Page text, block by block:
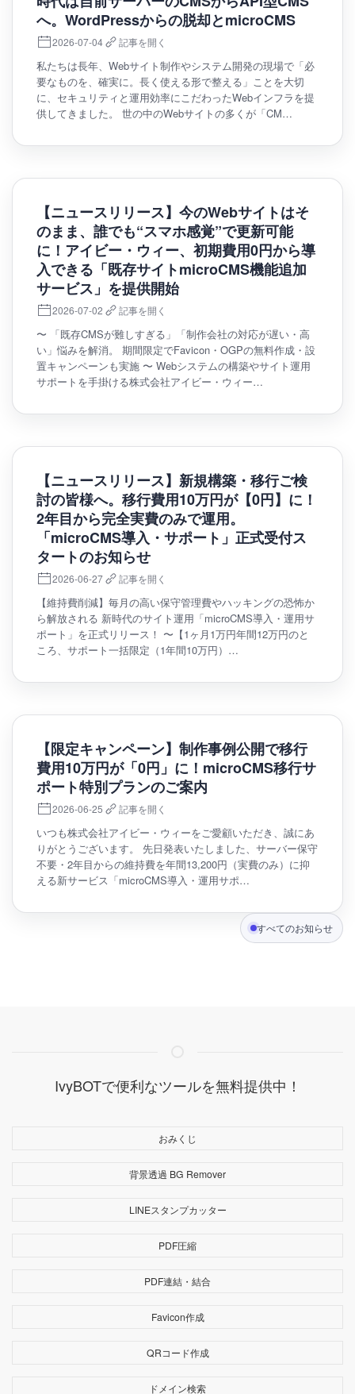
へ。WordPressからの脱却とmicroCMS
2026-07-04 記事を開く
私たちは長年、Webサイト制作やシステム開発の現場で「必
要なものを、確実に。長く使える形で整える」ことを大切
に、セキュリティと運用効率にこだわったWebインフラを提
供してきました。 世の中のWebサイトの多くが「CM…
【ニュースリリース】今のWebサイトはそ
のまま、誰でも“スマホ感覚”で更新可能
に！アイビー・ウィー、初期費用0円から導
入できる「既存サイトmicroCMS機能追加
サービス」を提供開始
2026-07-02 記事を開く
〜 「既存CMSが難しすぎる」「制作会社の対応が遅い・高
い」悩みを解消。 期間限定でFavicon・OGPの無料作成・設
置キャンペーンも実施 〜 Webシステムの構築やサイト運用
サポートを手掛ける株式会社アイビー・ウィー…
【ニュースリリース】新規構築・移行ご検
討の皆様へ。移行費用10万円が【0円】に！
2年目から完全実費のみで運用。
「microCMS導入・サポート」正式受付ス
タートのお知らせ
2026-06-27 記事を開く
【維持費削減】毎月の高い保守管理費やハッキングの恐怖か
ら解放される 新時代のサイト運用「microCMS導入・運用サ
ポート」を正式リリース！ 〜【1ヶ月1万円年間12万円のと
ころ、サポート一括限定（1年間10万円）…
【限定キャンペーン】制作事例公開で移行
費用10万円が「0円」に！microCMS移行サ
ポート特別プランのご案内
2026-06-25 記事を開く
いつも株式会社アイビー・ウィーをご愛顧いただき、誠にあ
りがとうございます。 先日発表いたしました、サーバー保守
不要・2年目からの維持費を年間13,200円（実費のみ）に抑
える新サービス「microCMS導入・運用サポ…
すべてのお知らせ
IvyBOTで便利なツールを無料提供中！
おみくじ
背景透過 BG Remover
LINEスタンプカッター
PDF圧縮
PDF連結・結合
Favicon作成
QRコード作成
ドメイン検索